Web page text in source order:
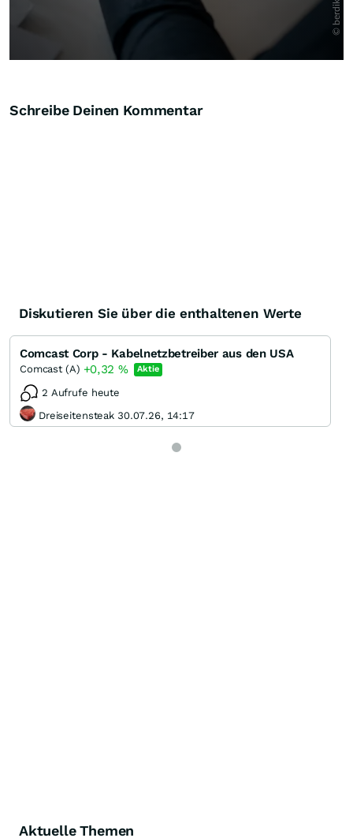
Schreibe Deinen Kommentar
Diskutieren Sie über die enthaltenen Werte
Comcast Corp - Kabelnetzbetreiber aus den USA
Comcast (A) +0,32 % Aktie
2 Aufrufe heute
Dreiseitensteak 30.07.26, 14:17
Aktuelle Themen